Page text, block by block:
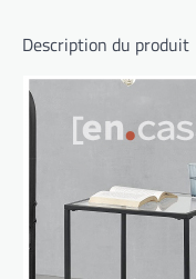
Description du produit